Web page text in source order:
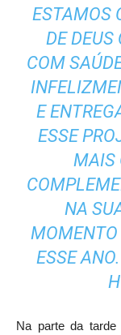
ESTAMOS
DE DEUS
COM
E
ESSE
MAIS
NA
MOMENTO
ESSE
Na parte da tarde